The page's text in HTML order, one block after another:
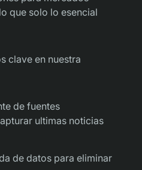
que solo lo esencial
clave en nuestra
de fuentes
ultimas noticias
de datos para eliminar